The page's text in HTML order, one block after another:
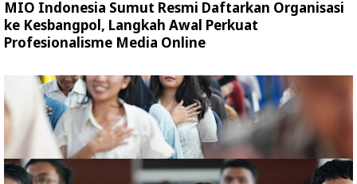
MIO Indonesia Sumut Resmi Daftarkan Organisasi
ke Kesbangpol, Langkah Awal Perkuat
Profesionalisme Media Online